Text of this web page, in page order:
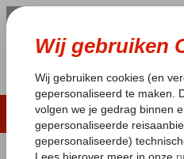
LAST MINUTE
Pakketgarantie